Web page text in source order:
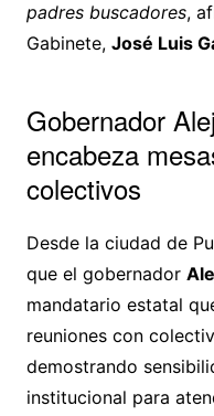
padres buscadores,
Gabinete, José Luis
Gobernador
encabeza
colectivos
Desde la ciudad de
que el gobernador
mandatario estatal
reuniones con
demostrando
institucional para